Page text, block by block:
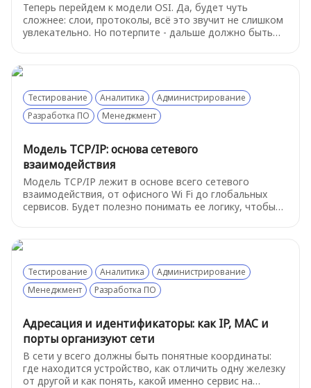
Теперь перейдем к модели OSI. Да, будет чуть
сложнее: слои, протоколы, всё это звучит не слишком
увлекательно. Но потерпите - дальше должно быть
Тестирование Аналитика
Администрирование
Разработка ПО
Менеджмент
Модель TCP/IP: основа сетевого
взаимодействия
Модель TCP/IP лежит в основе всего сетевого
взаимодействия, от офисного Wi Fi до глобальных
сервисов. Будет полезно понимать ее логику, чтобы
Тестирование Аналитика
Администрирование
Менеджмент
Разработка ПО
Адресация и идентификаторы: как IP, MAC и
порты организуют сети
В сети у всего должны быть понятные координаты:
где находится устройство, как отличить одну железку
от другой и как понять, какой именно сервис на